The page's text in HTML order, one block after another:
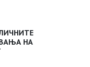
НА